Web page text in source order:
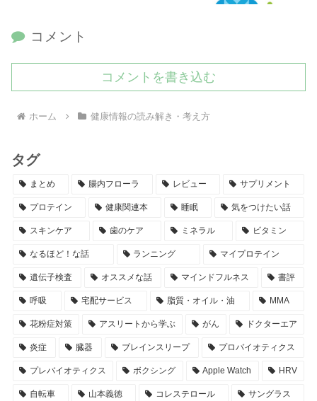
コメント
コメントを書き込む
ホーム 健康情報の読み解き・考え方
タグ
まとめ 腸内フローラ レビュー サプリメント
プロテイン 健康関連本 睡眠 気をつけたい話
スキンケア 歯のケア ミネラル ビタミン
なるほど！な話 ランニング マイプロテイン
遺伝子検査 オススメな話 マインドフルネス 書評
呼吸 宅配サービス 脂質・オイル・油 MMA
花粉症対策 アスリートから学ぶ がん ドクターエア
炎症 臓器 ブレインスリープ プロバイオティクス
プレバイオティクス ボクシング Apple Watch HRV
自転車 山本義徳 コレステロール サングラス